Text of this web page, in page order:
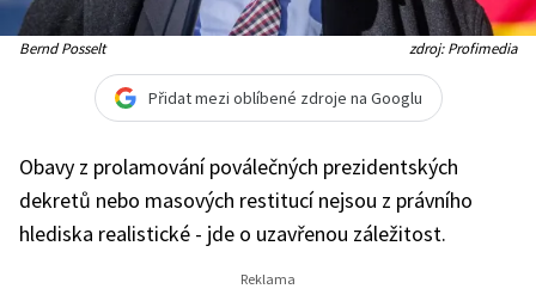
Bernd Posselt zdroj: Profimedia
Přidat mezi oblíbené zdroje na Googlu
Obavy z prolamování poválečných prezidentských
dekretů nebo masových restitucí nejsou z právního
hlediska realistické - jde o uzavřenou záležitost.